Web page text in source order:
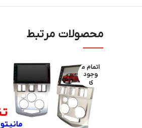
محصولات مرتبط
اتمام م
وجود
ی